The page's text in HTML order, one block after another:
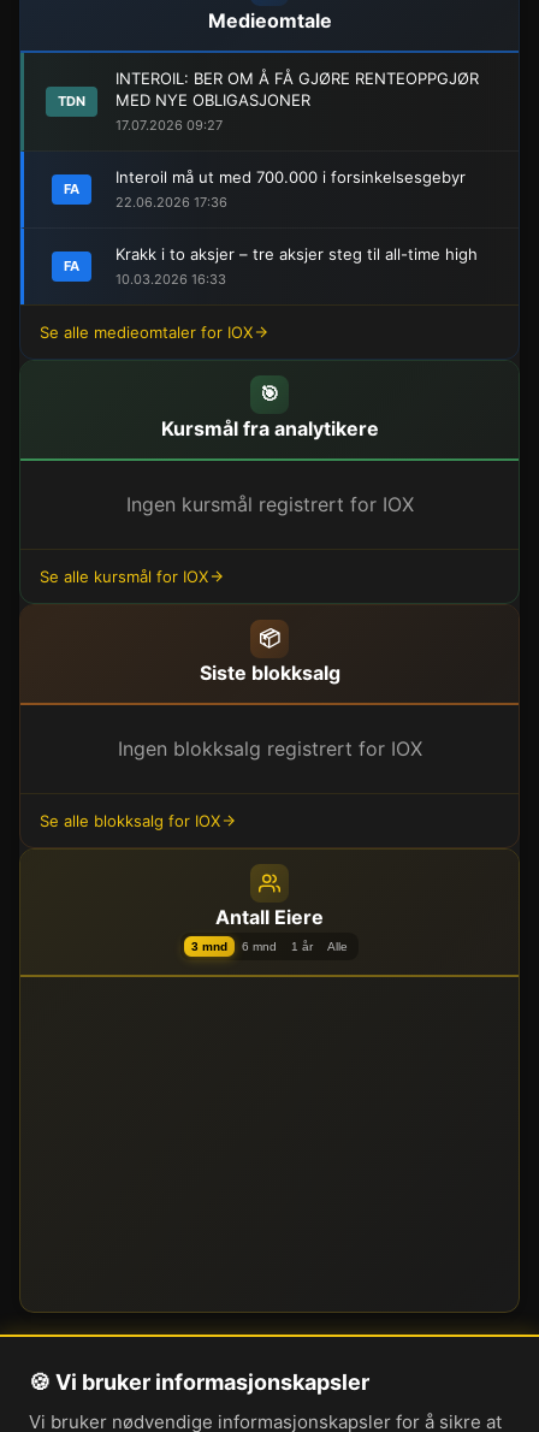
Antall Eiere
3 mnd 6 mnd 1 år Alle
Medieomtale
TDN
INTEROIL: BER OM Å FÅ GJØRE RENTEOPPGJØR
MED NYE OBLIGASJONER
17.07.2026 09:27
FA
Interoil må ut med 700.000 i forsinkelsesgebyr
22.06.2026 17:36
FA
Krakk i to aksjer – tre aksjer steg til all-time high
10.03.2026 16:33
Se alle medieomtaler for IOX
🎯
Kursmål fra analytikere
Ingen kursmål registrert for IOX
Se alle kursmål for IOX
📦
Siste blokksalg
Ingen blokksalg registrert for IOX
Se alle blokksalg for IOX
Om oss
🍪 Vi bruker informasjonskapsler
Vi bruker nødvendige informasjonskapsler for å sikre at